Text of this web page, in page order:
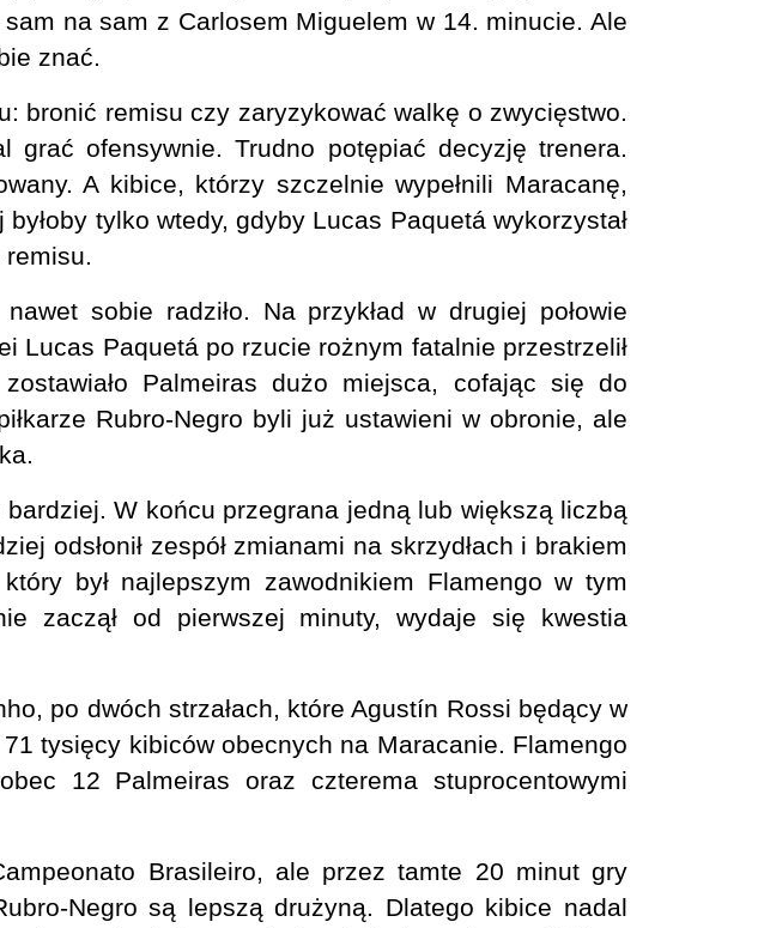
na sam z Carlosem Miguelem w 14. minucie. Ale
znać.
bronić remisu czy zaryzykować walkę o zwycięstwo.
grać ofensywnie. Trudno potępiać decyzję trenera.
A kibice, którzy szczelnie wypełnili Maracanę,
tylko wtedy, gdyby Lucas Paquetá wykorzystał
sobie radziło. Na przykład w drugiej połowie
Lucas Paquetá po rzucie rożnym fatalnie przestrzelił
Palmeiras dużo miejsca, cofając się do
Rubro-Negro byli już ustawieni w obronie, ale
W końcu przegrana jedną lub większą liczbą
odsłonił zespół zmianami na skrzydłach i brakiem
był najlepszym zawodnikiem Flamengo w tym
zaczął od pierwszej minuty, wydaje się kwestia
po dwóch strzałach, które Agustín Rossi będący w
tysięcy kibiców obecnych na Maracanie. Flamengo
12 Palmeiras oraz czterema stuprocentowymi
Brasileiro, ale przez tamte 20 minut gry
Negro są lepszą drużyną. Dlatego kibice nadal